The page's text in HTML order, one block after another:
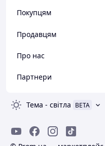
Покупцям
Продавцям
Про нас
Партнери
Тема - світла BETA